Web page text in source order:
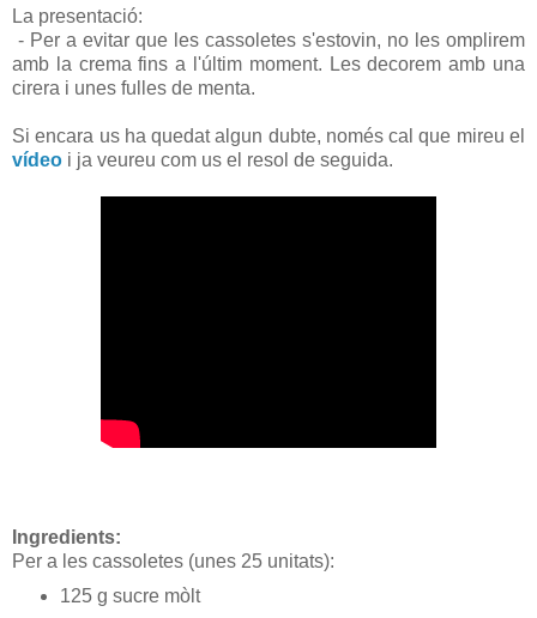
La presentació:
- Per a evitar que les cassoletes s'estovin, no les omplirem
amb la crema fins a l'últim moment. Les decorem amb una
cirera i unes fulles de menta.
Si encara us ha quedat algun dubte, només cal que mireu el
vídeo i ja veureu com us el resol de seguida.
Ingredients:
Per a les cassoletes (unes 25 unitats):
125 g sucre mòlt